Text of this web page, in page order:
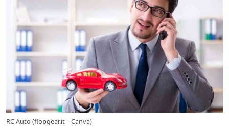
RC Auto (flopgear.it – Canva)